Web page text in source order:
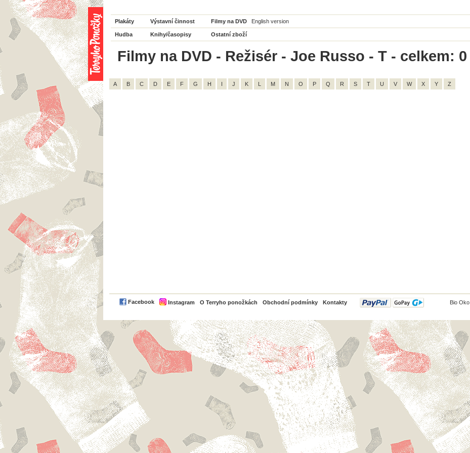
Plakáty Výstavní činnost Filmy na DVD English version
Hudba Knihy/časopisy Ostatní zboží
Filmy na DVD - Režisér - Joe Russo - T - celkem: 0
A B C D E F G H I J K L M N O P Q R S T U V W X Y Z
Facebook Instagram O Terryho ponožkách Obchodní podmínky Kontakty
PayPal Bio Oko